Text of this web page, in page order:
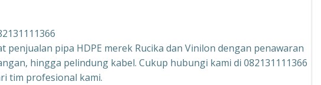
penjualan pipa HDPE merek Rucika dan Vinilon dengan penawaran
hingga pelindung kabel. Cukup hubungi kami di 082131111366
tim profesional kami.